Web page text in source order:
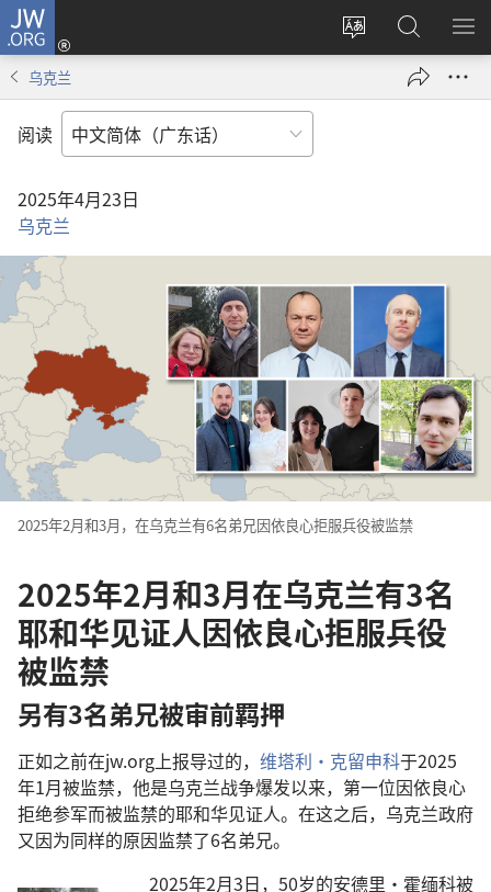
JW.ORG
更
登
录
（打
搜
索
JW.ORG
显
乌克兰
阅读
2025年4月23日
乌克兰
2025年2月和3月，在乌克兰有6名弟兄因依良心拒服兵役被监禁
2025年2月和3月在乌克兰有3名
耶和华见证人因依良心拒服兵役
被监禁
另有3名弟兄被审前羁押
正如之前在jw.org上报导过的， 维塔利·克留申科于2025
年1月被监禁，他是乌克兰战争爆发以来，第一位因依良心
拒绝参军而被监禁的耶和华见证人。在这之后，乌克兰政府
又因为同样的原因监禁了6名弟兄。
2025年2月3日，50岁的安德里·霍缅科被